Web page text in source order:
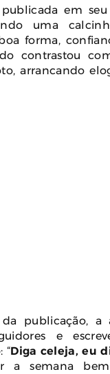
em seu
uma
forma,
contrastou
arrancando
publicação, a
e
“Diga celeja, eu
a semana